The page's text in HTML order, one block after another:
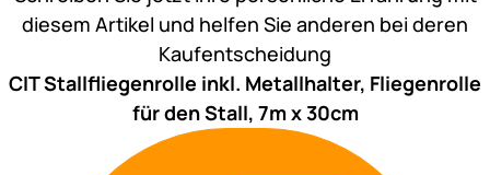
diesem Artikel und helfen Sie anderen bei deren
Kaufentscheidung
CIT Stallfliegenrolle inkl. Metallhalter, Fliegenrolle
für den Stall, 7m x 30cm